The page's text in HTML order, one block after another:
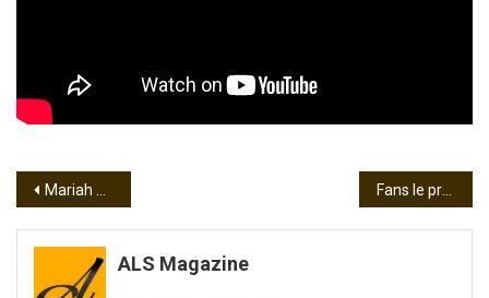
Navegación
de
entradas
Mariah Angeliq, portada en ALS Magazine Fans le preguntan a Belinda qué se hizo en su rostro
ALS Magazine